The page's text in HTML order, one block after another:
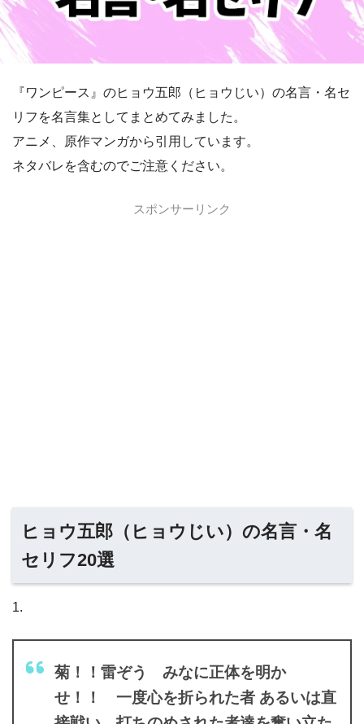
『ワンピース』のヒョウ五郎（ヒョウじい）の名言・名セ
リフを名言集としてまとめてみました。
アニメ、原作マンガから引用しています。
ネタバレを含むのでご注意ください。
スポンサーリンク
ヒョウ五郎（ヒョウじい）の名言・名
セリフ20選
1.
菊！！雷ぞう みなに正体を明か
せ！！ 一度心を折られた者 あるいは直